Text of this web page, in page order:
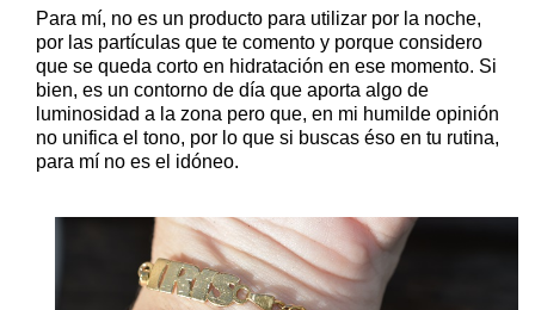
Para mí, no es un producto para utilizar por la noche,
por las partículas que te comento y porque considero
que se queda corto en hidratación en ese momento. Si
bien, es un contorno de día que aporta algo de
luminosidad a la zona pero que, en mi humilde opinión
no unifica el tono, por lo que si buscas éso en tu rutina,
para mí no es el idóneo.